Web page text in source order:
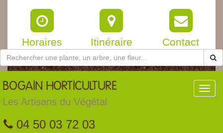
Horaires Itinéraire Contact
BOGAIN HORTICULTURE
Les Artisans du Végétal
04 50 03 72 03